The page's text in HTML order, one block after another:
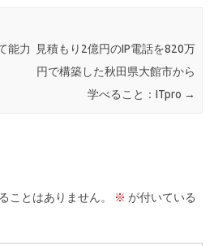
能力
見積もり2億円のIP電話を820万
円で構築した秋田県大館市から
学べること：ITpro →
ことはありません。 ※ が付いている